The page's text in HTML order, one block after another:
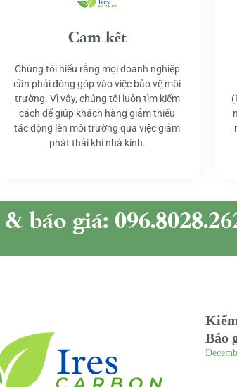
Cam kết
Chúng tôi hiểu rằng mọi doanh nghiệp
cần phải đóng góp vào việc bảo vệ môi
trường. Vì vậy, chúng tôi luôn tìm kiếm
cách để giúp khách hàng giảm thiểu
tác động lên môi trường qua việc giảm
phát thải khí nhà kính.
báo giá:
Báo